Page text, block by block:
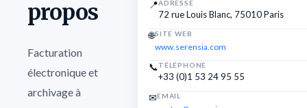
propos
Facturation
électronique et
archivage à
📍ADRESSE
72 rue Louis Blanc, 75010 Paris
🌐SITE WEB
www.serensia.com
📞TÉLÉPHONE
+33 (0)1 53 24 95 55
✉EMAIL